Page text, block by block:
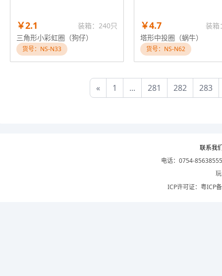
￥2.1
装箱：240只
三角形小彩虹圈（狗仔）
货号：NS-N33
￥4.7
装箱
塔形中投圈（蜗牛）
货号：NS-N62
« 1 ... 281 282 283
联系我
电话：0754-
ICP许可证： 粤ICP